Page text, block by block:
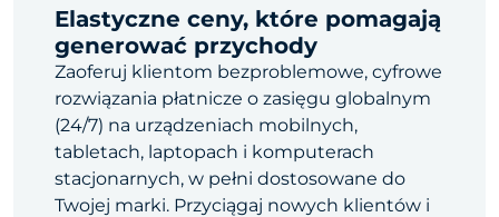
Elastyczne ceny, które pomagają
generować przychody
Zaoferuj klientom bezproblemowe, cyfrowe
rozwiązania płatnicze o zasięgu globalnym
(24/7) na urządzeniach mobilnych,
tabletach, laptopach i komputerach
stacjonarnych, w pełni dostosowane do
Twojej marki. Przyciągaj nowych klientów i